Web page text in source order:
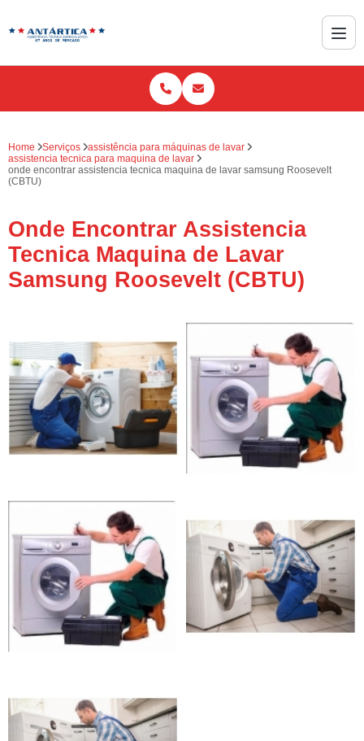
Home Serviços
assistência para máquinas de lavar
assistencia tecnica para maquina de lavar
onde encontrar assistencia tecnica maquina de lavar samsung Roosevelt
(CBTU)
Onde Encontrar Assistencia
Tecnica Maquina de Lavar
Samsung Roosevelt (CBTU)